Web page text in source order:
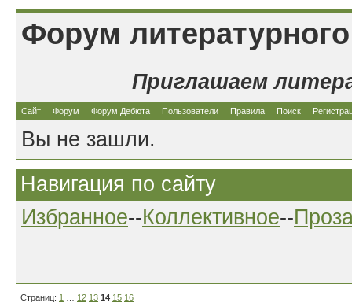
Форум
Приглашаем
Сайт Форум Форум Дебюта Пользователи Правила Поиск
Вы не зашли.
Навигация по сайту
Избранное--Коллективное--
Страниц: 1 12 13 14 15 16